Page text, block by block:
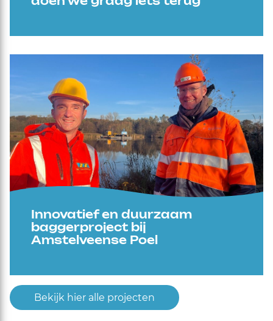
Innovatief en duurzaam
baggerproject bij
Amstelveense Poel
Bekijk hier alle projecten